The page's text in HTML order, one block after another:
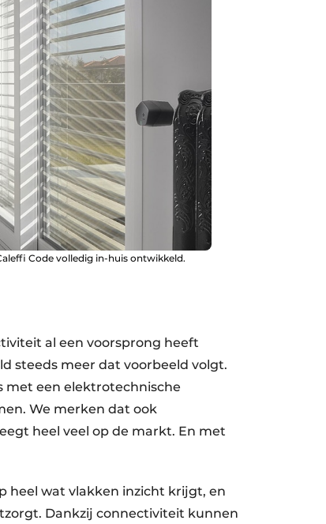
Code volledig in-huis ontwikkeld.
al een voorsprong heeft
steeds meer dat voorbeeld volgt.
met een elektrotechnische
We merken dat ook
heel veel op de markt. En met
heel wat vlakken inzicht krijgt, en
Dankzij connectiviteit kunnen